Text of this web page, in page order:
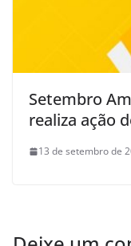
Setembro
realiza ação
13 de setembro de